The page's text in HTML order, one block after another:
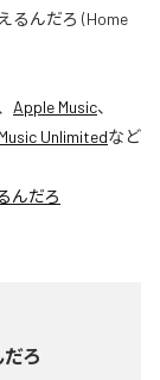
るんだろ (Home
Apple Music、
Unlimitedなど
んだろ
ろ